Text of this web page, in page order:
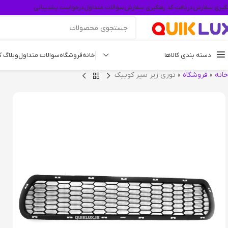
سفارشدریافت کد رهگیری سفارشسوالات متداولدرخواست پشتیبانی
دسته بندی کالاها خانهفروشگاهسوالات متداول
خانه » فروشگاه » توری زیر سپر کوییک